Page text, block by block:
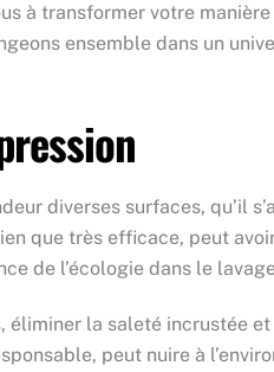
à transformer votre
ensemble dans un
diverses surfaces, qu’il
que très efficace, peut
de l’écologie dans le
la saleté incrustée
peut nuire à